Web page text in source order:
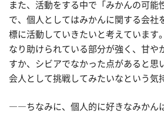
また、活動をする中で「みかんの可能
で、個人としてはみかんに関する会社
標に活動していきたいと考えています
なり助けられている部分が強く、甘や
すか、シビアでなかった点があると思
会人として挑戦してみたいなという気
――ちなみに、個人的に好きなみかん